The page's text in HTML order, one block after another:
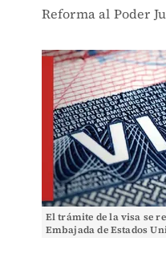
Reforma al Poder
El trámite de la visa se
Embajada de Estados